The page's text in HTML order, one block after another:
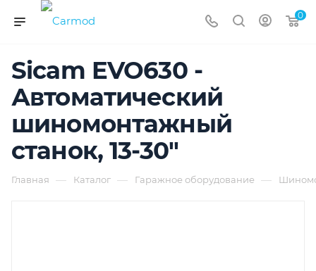
0
Sicam EVO630 -
Автоматический
шиномонтажный
станок, 13-30"
Главная — Каталог — Гаражное оборудование —